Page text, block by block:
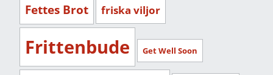
Fettes Brot friska viljor
Frittenbude Get Well Soon